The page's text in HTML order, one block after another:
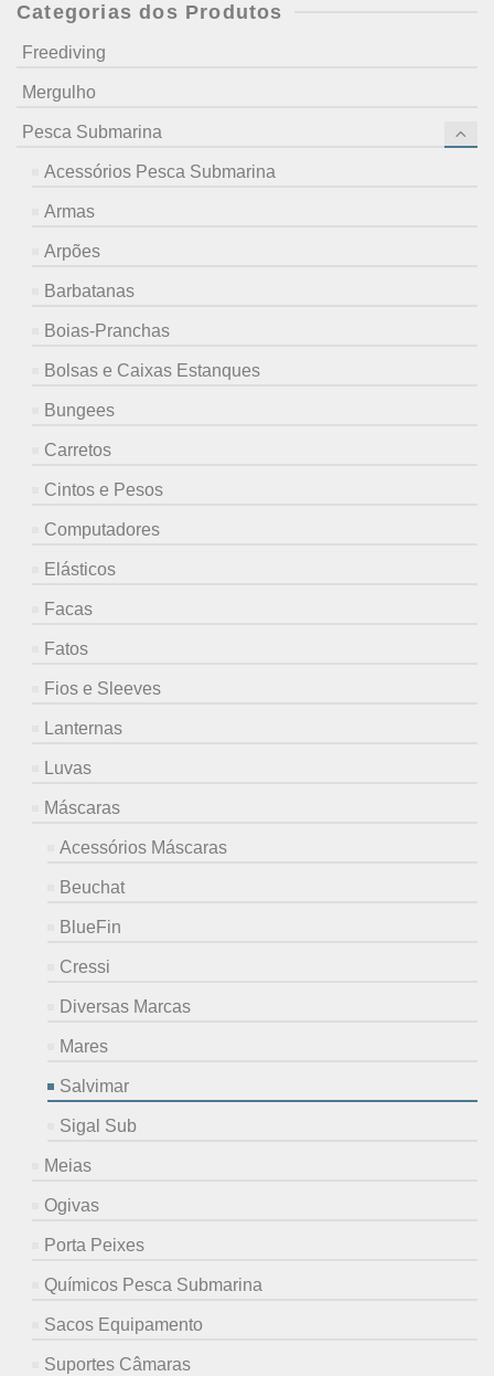
Categorias dos Produtos
Freediving
Mergulho
Pesca Submarina
Acessórios Pesca Submarina
Armas
Arpões
Barbatanas
Boias-Pranchas
Bolsas e Caixas Estanques
Bungees
Carretos
Cintos e Pesos
Computadores
Elásticos
Facas
Fatos
Fios e Sleeves
Lanternas
Luvas
Máscaras
Acessórios Máscaras
Beuchat
BlueFin
Cressi
Diversas Marcas
Mares
Salvimar
Sigal Sub
Meias
Ogivas
Porta Peixes
Químicos Pesca Submarina
Sacos Equipamento
Suportes Câmaras